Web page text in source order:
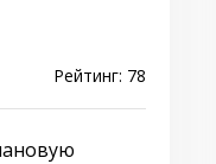
Рейтинг: 78